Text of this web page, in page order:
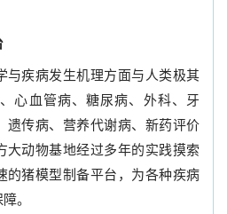
疾病发生机理方面与人类极其
心血管病、糖尿病、外科、牙
遗传病、营养代谢病、新药评价
大动物基地经过多年的实践摸索
的猪模型制备平台，为各种疾病
。